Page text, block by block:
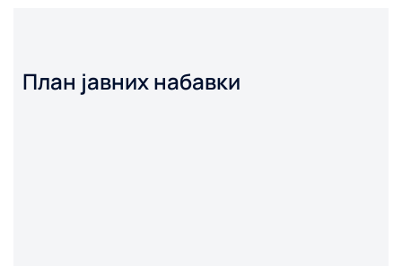
План јавних набавки